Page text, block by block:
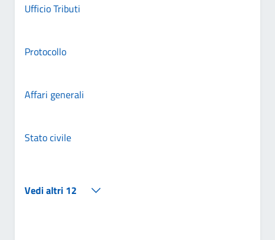
Ufficio Tributi
Protocollo
Affari generali
Stato civile
Vedi altri 12